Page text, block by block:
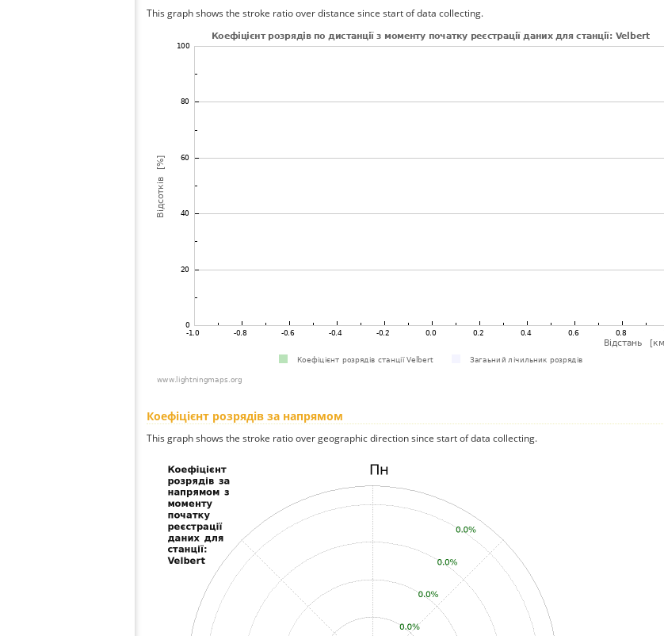
This graph shows the stroke ratio over distance since start of data collecting.
Коефіцієнт розрядів за напрямом
This graph shows the stroke ratio over geographic direction since start of data collecting.